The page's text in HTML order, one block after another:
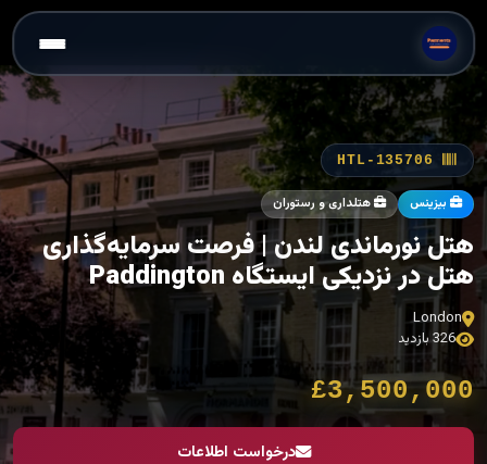
بیزینس هتلداری و رستوران
هتل نورماندی لندن | فرصت سرمایه‌گذاری
هتل در نزدیکی ایستگاه Paddington
London
326 بازدید
£3,500,000
درخواست اطلاعات